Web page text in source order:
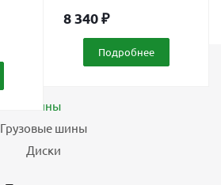
8 340₽
Подробнее
Шины
Грузовые шины
Диски